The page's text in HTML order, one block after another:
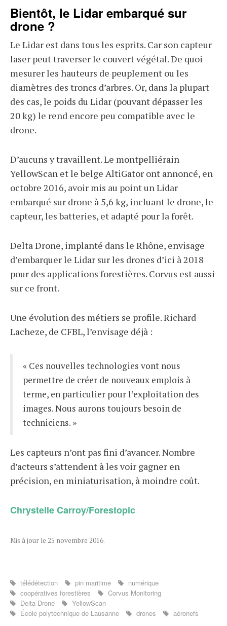
Bientôt, le Lidar embarqué sur
drone ?
Le Lidar est dans tous les esprits. Car son capteur
laser peut traverser le couvert végétal. De quoi
mesurer les hauteurs de peuplement ou les
diamètres des troncs d’arbres. Or, dans la plupart
des cas, le poids du Lidar (pouvant dépasser les
20 kg) le rend encore peu compatible avec le
drone.
D’aucuns y travaillent. Le montpelliérain
YellowScan et le belge AltiGator ont annoncé, en
octobre 2016, avoir mis au point un Lidar
embarqué sur drone à 5,6 kg, incluant le drone, le
capteur, les batteries, et adapté pour la forêt.
Delta Drone, implanté dans le Rhône, envisage
d’embarquer le Lidar sur les drones d’ici à 2018
pour des applications forestières. Corvus est aussi
sur ce front.
Une évolution des métiers se profile. Richard
Lacheze, de CFBL, l’envisage déjà :
« Ces nouvelles technologies vont nous
permettre de créer de nouveaux emplois à
terme, en particulier pour l’exploitation des
images. Nous aurons toujours besoin de
techniciens. »
Les capteurs n’ont pas fini d’avancer. Nombre
d’acteurs s’attendent à les voir gagner en
précision, en miniaturisation, à moindre coût.
Chrystelle Carroy/Forestopic
Mis à jour le 25 novembre 2016.
télédétection pin maritime
numérique
coopératives forestières
Corvus Monitoring
Delta Drone
YellowScan
École polytechnique de Lausanne
drones aéronefs